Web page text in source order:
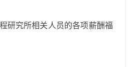
研究所相关人员的各项薪酬福